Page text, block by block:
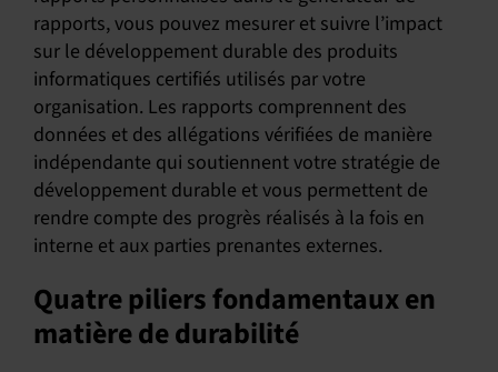
rapports, vous pouvez mesurer et suivre l’impact
sur le développement durable des produits
informatiques certifiés utilisés par votre
organisation. Les rapports comprennent des
données et des allégations vérifiées de manière
indépendante qui soutiennent votre stratégie de
développement durable et vous permettent de
rendre compte des progrès réalisés à la fois en
interne et aux parties prenantes externes.
Quatre piliers fondamentaux en
matière de durabilité